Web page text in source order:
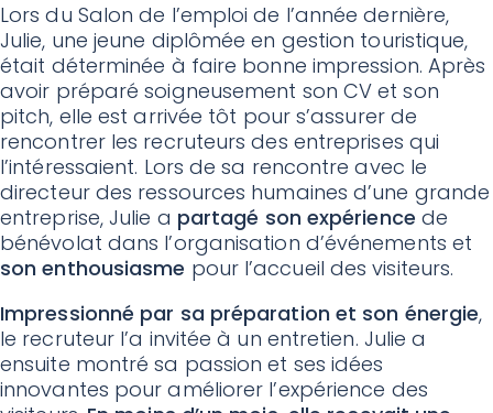
Lors du Salon de l’emploi de l’année dernière,
Julie, une jeune diplômée en gestion touristique,
était déterminée à faire bonne impression. Après
avoir préparé soigneusement son CV et son
pitch, elle est arrivée tôt pour s’assurer de
rencontrer les recruteurs des entreprises qui
l’intéressaient. Lors de sa rencontre avec le
directeur des ressources humaines d’une grande
entreprise, Julie a partagé son expérience de
bénévolat dans l’organisation d’événements et
son enthousiasme pour l’accueil des visiteurs.
Impressionné par sa préparation et son énergie,
le recruteur l’a invitée à un entretien. Julie a
ensuite montré sa passion et ses idées
innovantes pour améliorer l’expérience des